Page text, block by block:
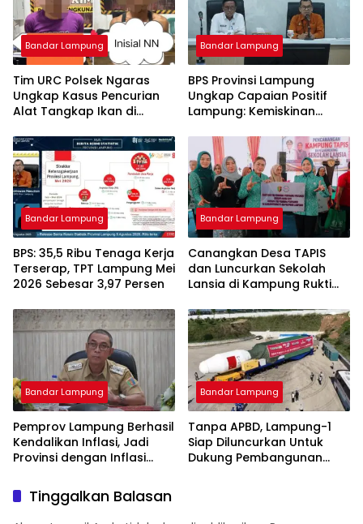
Bandar Lampung
Tim URC Polsek Ngaras
Ungkap Kasus Pencurian
Alat Tangkap Ikan di
Terduga Pelaku
Diamankan.
Bandar Lampung
BPS Provinsi Lampung
Ungkap Capaian Positif
Lampung: Kemiskinan
Ekonomi Terus Tumbuh
Bandar Lampung
BPS: 35,5 Ribu Tenaga Kerja
Terserap, TPT Lampung Mei
2026 Sebesar 3,97 Persen
Bandar Lampung
Canangkan Desa TAPIS
dan Luncurkan Sekolah
Lansia di Kampung Rukti
Lampung Dorong
Pembangunan SDM Dimulai
dari Desa
Bandar Lampung
Pemprov Lampung Berhasil
Kendalikan Inflasi, Jadi
Provinsi dengan Inflasi
Bandar Lampung
Tanpa APBD, Lampung-1
Siap Diluncurkan Untuk
Dukung Pembangunan
Tinggalkan Balasan